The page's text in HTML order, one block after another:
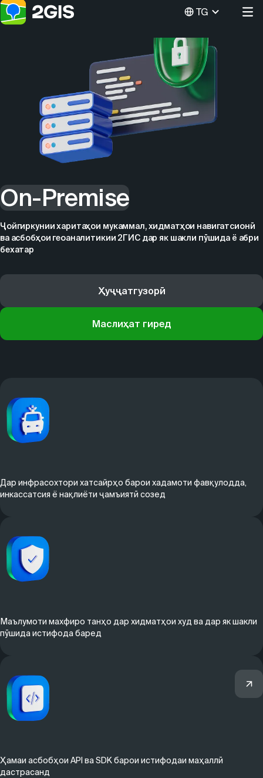
TG
On-Premise
Ҷойгиркунии харитаҳои мукаммал, хидматҳои навигатсионӣ
ва асбобҳои геоаналитикии 2ГИС дар як шакли пӯшида ё абри
бехатар
Ҳуҷҷатгузорӣ
Маслиҳат гиред
Дар инфрасохтори хатсайрҳо барои хадамоти фавқулодда,
инкассатсия ё нақлиёти ҷамъиятӣ созед
Маълумоти махфиро танҳо дар хидматҳои худ ва дар як шакли
пӯшида истифода баред
Ҳамаи асбобҳои API ва SDK барои истифодаи маҳаллӣ
дастрасанд